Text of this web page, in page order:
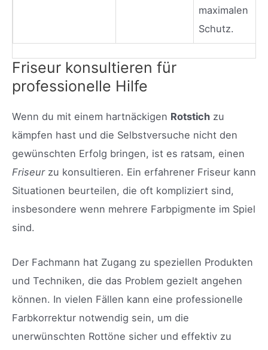
maximalen
Schutz.
Friseur konsultieren für
professionelle Hilfe
Wenn du mit einem hartnäckigen Rotstich zu
kämpfen hast und die Selbstversuche nicht den
gewünschten Erfolg bringen, ist es ratsam, einen
Friseurzu konsultieren. Ein erfahrener Friseur kann
Situationen beurteilen, die oft kompliziert sind,
insbesondere wenn mehrere Farbpigmente im Spiel
sind.
Der Fachmann hat Zugang zu speziellen Produkten
und Techniken, die das Problem gezielt angehen
können. In vielen Fällen kann eine professionelle
Farbkorrektur notwendig sein, um die
unerwünschten Rottöne sicher und effektiv zu